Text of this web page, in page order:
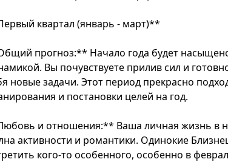
квартал (январь - март)**
прогноз:** Начало года будет
Вы почувствуете прилив сил и
новые задачи. Этот период прекрасно
и постановки целей на год.
и отношения:** Ваша личная жизнь в
активности и романтики. Одинокие
кого-то особенного, особенно в